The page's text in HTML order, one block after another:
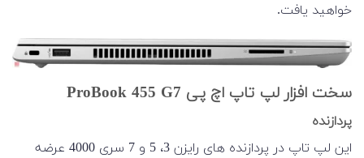
خواهید یافت.
سخت افزار لپ تاپ اچ پی ProBook 455 G7
پردازنده
این لپ تاپ در پردازنده های رایزن 3، 5 و 7 سری 4000 عرضه